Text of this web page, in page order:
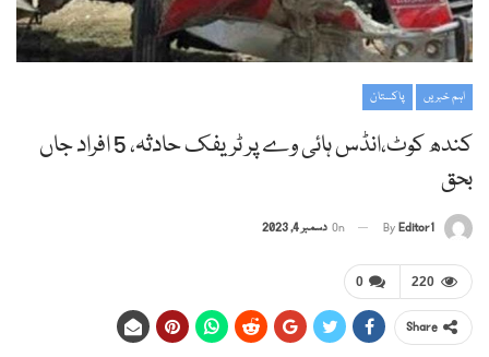
اہم خبریں پاکستان
کندھ کوٹ،انڈس ہائی وے پر ٹریفک حادثہ، 5 افراد جاں
بحق
ByEditor1
On دسمبر 4, 2023
0 220
Share